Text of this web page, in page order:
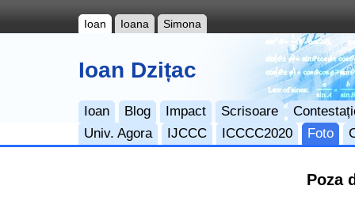
Ioan Ioana Simona
Ioan Dzițac
Ioan Blog Impact Scrisoare
Univ. Agora
IJCCC ICCCC2020 Foto
Poza